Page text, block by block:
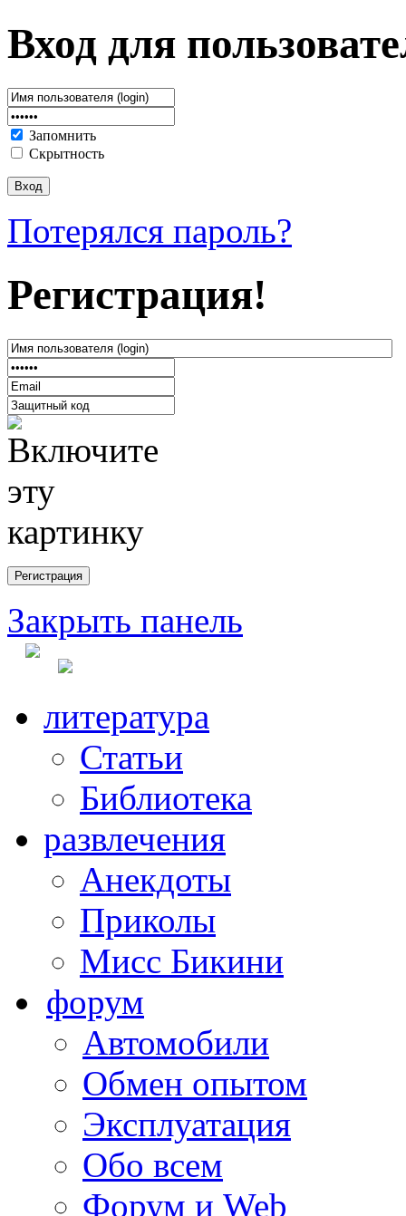
Вход для
Запомнить
Скрытность
Потерялся пароль?
Регистрация!
Закрыть панель
литература
Статьи
Библиотека
развлечения
Анекдоты
Приколы
Мисс Бикини
форум
Автомобили
Обмен опытом
Эксплуатация
Обо всем
Форум и Web